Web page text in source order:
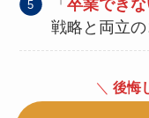
「卒業でき
戦略と両立の
＼ 後悔